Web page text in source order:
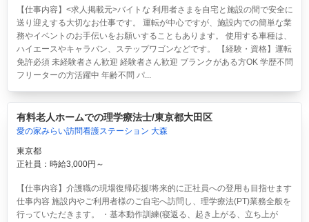
【仕事内容】<求人掲載元>バイトな 利用者さまを自宅と施設の間で安全に
送り迎えする大切なお仕事です。 運転が中心ですが、施設内での簡単な業
務やイベントのお手伝いをお願いすることもあります。 使用する車種は、
ハイエースやキャラバン、ステップワゴンなどです。 【経験・資格】運転
免許必須 未経験者さん歓迎 経験者さん歓迎 ブランクがある方OK 学歴不問
フリーターの方活躍中 年齢不問 パ...
有料老人ホームでの理学療法士/東京都大田区
愛の家みらい訪問看護ステーション 大森
東京都
正社員：時給3,000円～
【仕事内容】介護職の現場復帰応援!将来的に正社員への登用も目指せます
仕事内容 施設内やご利用者様のご自宅へ訪問し、理学療法(PT)業務全般を
行っていただきます。 ・基本動作訓練(寝返る、起き上がる、立ち上が